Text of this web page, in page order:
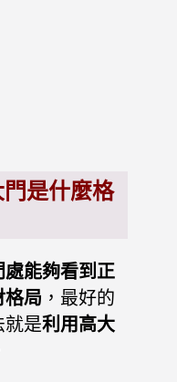
是什麼格
處能夠看到正
格局 ，最好的
就是利用高大